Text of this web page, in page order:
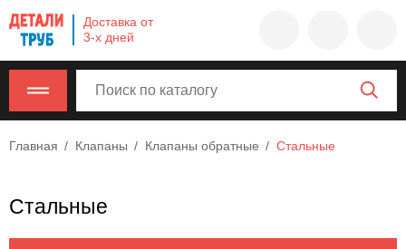
Доставка от
3-х дней
Главная Клапаны Клапаны обратные Стальные
Стальные
Company
name
620000,
Москва,
ул.
Калужская,